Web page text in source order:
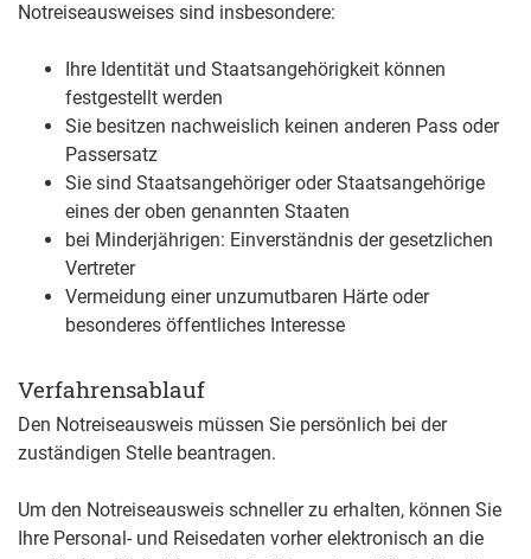
Notreiseausweises sind insbesondere:
Ihre Identität und Staatsangehörigkeit können
festgestellt werden
Sie besitzen nachweislich keinen anderen Pass oder
Passersatz
Sie sind Staatsangehöriger oder Staatsangehörige
eines der oben genannten Staaten
bei Minderjährigen: Einverständnis der gesetzlichen
Vertreter
Vermeidung einer unzumutbaren Härte oder
besonderes öffentliches Interesse
Verfahrensablauf
Den Notreiseausweis müssen Sie persönlich bei der
zuständigen Stelle beantragen.
Um den Notreiseausweis schneller zu erhalten, können Sie
Ihre Personal- und Reisedaten vorher elektronisch an die